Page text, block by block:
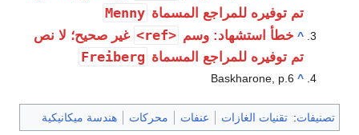
تم توفيره للمراجع المسماة Menny
^ خطأ استشهاد: وسم <ref>
غير صحيح؛ لا نص
تم توفيره للمراجع المسماة Freiberg
^
Baskharone, p.6
تصنيفات: تقنيات الغازات عنفات محركات هندسة ميكانيكية